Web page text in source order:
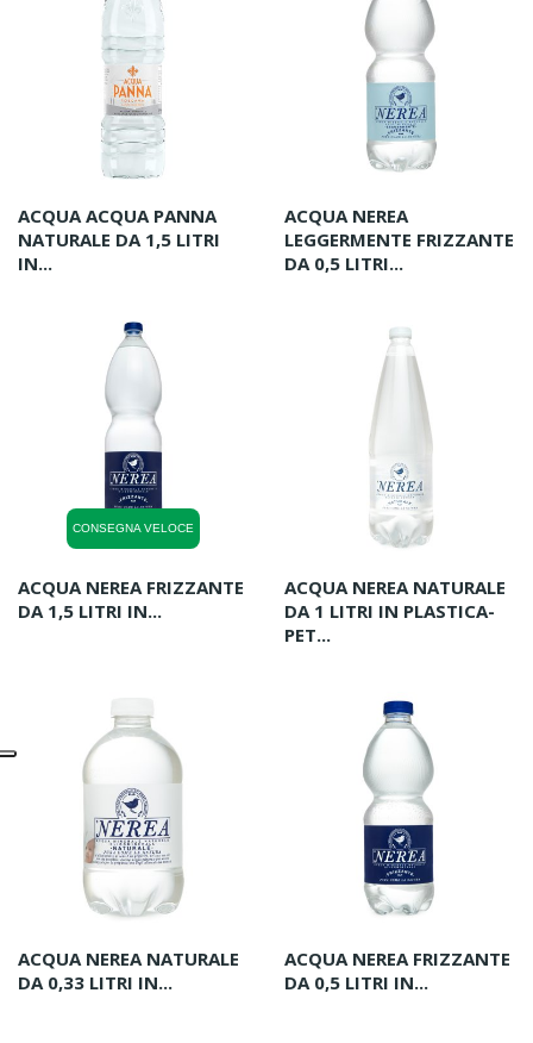
ACQUA ACQUA PANNA
NATURALE DA 1,5 LITRI
IN...
ACQUA NEREA
LEGGERMENTE FRIZZANTE
DA 0,5 LITRI...
CONSEGNA VELOCE
ACQUA NEREA FRIZZANTE
DA 1,5 LITRI IN...
ACQUA NEREA NATURALE
DA 1 LITRI IN PLASTICA-
PET...
ACQUA NEREA NATURALE
DA 0,33 LITRI IN...
ACQUA NEREA FRIZZANTE
DA 0,5 LITRI IN...